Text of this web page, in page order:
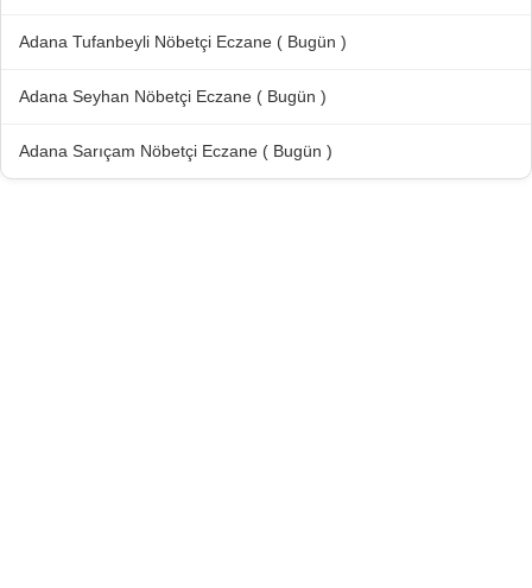
Adana Tufanbeyli Nöbetçi Eczane ( Bugün )
Adana Seyhan Nöbetçi Eczane ( Bugün )
Adana Sarıçam Nöbetçi Eczane ( Bugün )